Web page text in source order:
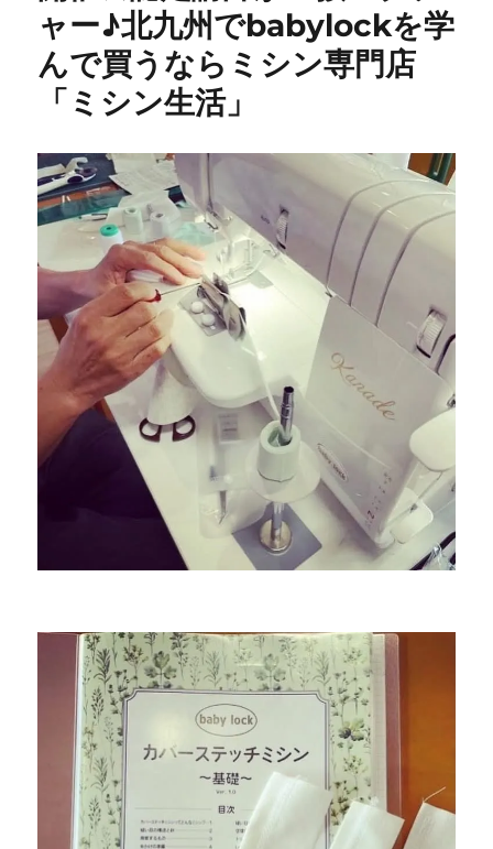
ク）
を
買
う
な
こ！
ロ
ッ
ク
ミ
シ
ン
の
様
子
市
の
ミ
シ
専
「ミ
ャー♪北九州でbabylockを学
んで買うならミシン専門店
「ミシン生活」